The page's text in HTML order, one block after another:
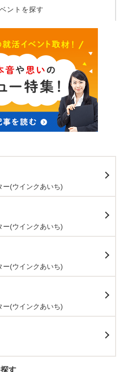
ントを探す
ー(ウインクあいち)
ー(ウインクあいち)
ー(ウインクあいち)
ー(ウインクあいち)
す